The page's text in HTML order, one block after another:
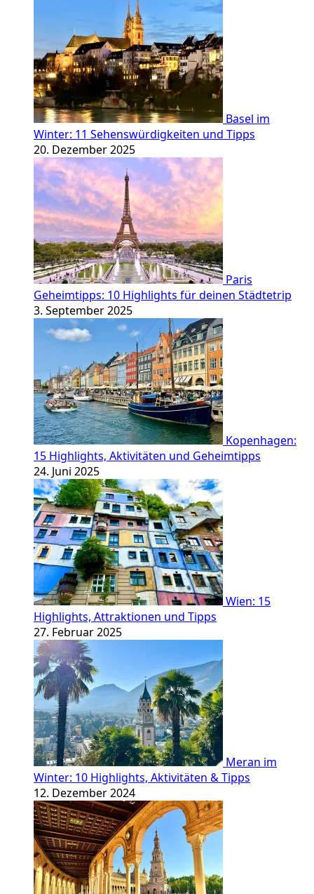
Basel im
Winter: 11 Sehenswürdigkeiten und Tipps
20. Dezember 2025
Paris
Geheimtipps: 10 Highlights für deinen Städtetrip
3. September 2025
Kopenhagen:
15 Highlights, Aktivitäten und Geheimtipps
24. Juni 2025
Wien: 15
Highlights, Attraktionen und Tipps
27. Februar 2025
Meran im
Winter: 10 Highlights, Aktivitäten & Tipps
12. Dezember 2024